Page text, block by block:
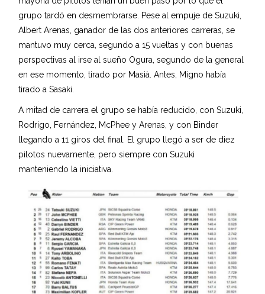
grupo tardó en desmembrarse. Pese al empuje de Suzuki,
Albert Arenas, ganador de las dos anteriores carreras, se
mantuvo muy cerca, segundo a 15 vueltas y con buenas
perspectivas al irse al sueño Ogura, segundo de la general
en ese momento, tirado por Masià. Antes, Migno había
tirado a Sasaki.
A mitad de carrera el grupo se había reducido, con Suzuki,
Rodrigo, Fernández, McPhee y Arenas, y con Binder
llegando a 11 giros del final. El grupo llegó a ser de diez
pilotos nuevamente, pero siempre con Suzuki
manteniendo la iniciativa.